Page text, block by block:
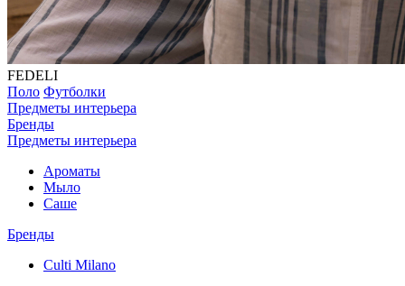
FEDELI
Поло Футболки
Предметы интерьера
Бренды
Предметы интерьера
Ароматы
Мыло
Саше
Бренды
Culti Milano